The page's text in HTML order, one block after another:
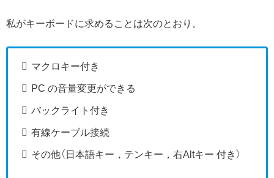
私がキーボードに求めることは次のとおり。
マクロキー付き
PC の音量変更ができる
バックライト付き
有線ケーブル接続
その他（日本語キー，テンキー，右Altキー 付き）